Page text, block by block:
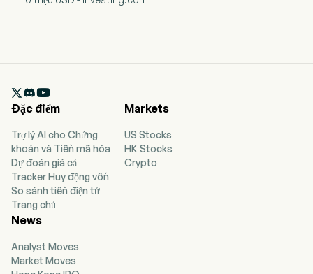

Đặc điểm
Trợ lý AI cho Chứng
khoán và Tiền mã hóa
Dự đoán giá cả
Tracker Huy động vốn
So sánh tiền điện tử
Trang chủ
Markets
US Stocks
HK Stocks
Crypto
News
Analyst Moves
Market Moves